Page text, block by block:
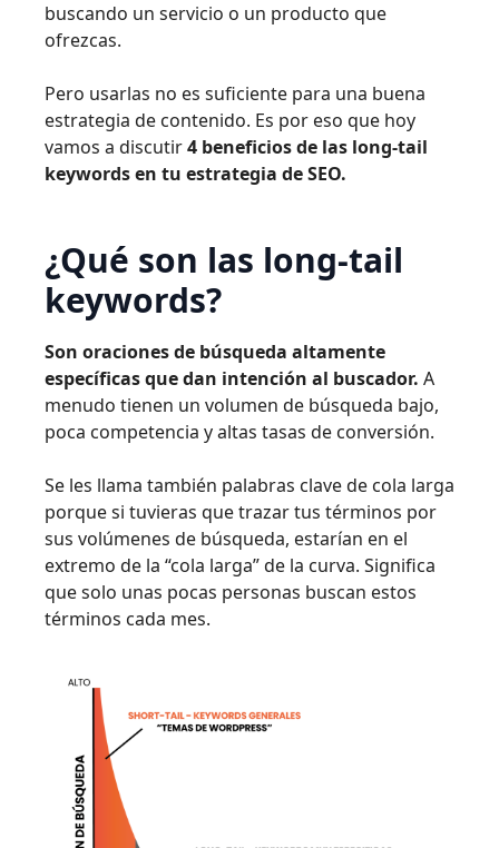
buscando un servicio o un producto que
ofrezcas.
Pero usarlas no es suficiente para una buena
estrategia de contenido. Es por eso que hoy
vamos a discutir4 beneficios de las long-tail
keywords en tu estrategia de SEO.
¿Qué son las long-tail
keywords?
Son oraciones de búsqueda altamente
específicas que dan intención al buscador. A
menudo tienen un volumen de búsqueda bajo,
poca competencia y altas tasas de conversión.
Se les llama también palabras clave de cola larga
porque si tuvieras que trazar tus términos por
sus volúmenes de búsqueda, estarían en el
extremo de la “cola larga” de la curva. Significa
que solo unas pocas personas buscan estos
términos cada mes.